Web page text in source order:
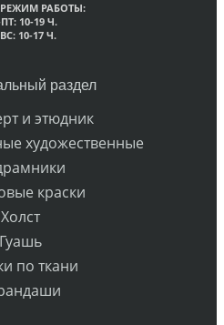
РАБОТЫ:
10-19 Ч.
10-17 Ч.
раздел
и этюдник
художественные
краски
Холст
Гуашь
по ткани